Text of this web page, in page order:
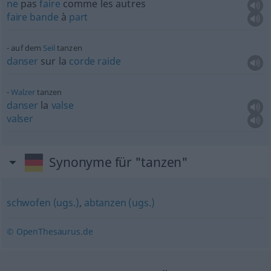
ne pasfaire comme les autres
faire bande à part
auf dem Seil tanzen
danser sur la corde raide
Walzertanzen
danser la valse
valser
Synonyme für "tanzen"
schwofen (ugs.), abtanzen (ugs.)
© OpenThesaurus.de